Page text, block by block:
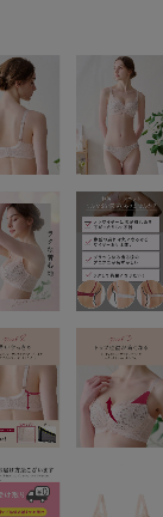
E75
F75
G75